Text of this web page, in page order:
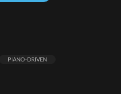
PIANO-DRIVEN